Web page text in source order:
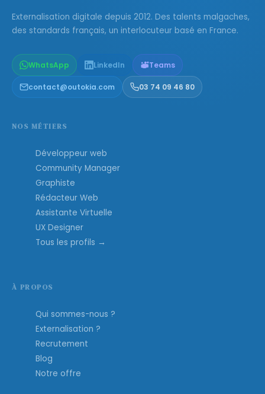
Externalisation digitale depuis 2012. Des talents malgaches,
des standards français, un interlocuteur basé en France.
WhatsApp LinkedIn Teams
contact@outokia.com 03 74 09 46 80
NOS MÉTIERS
Développeur web
Community Manager
Graphiste
Rédacteur Web
Assistante Virtuelle
UX Designer
Tous les profils →
À PROPOS
Qui sommes-nous ?
Externalisation ?
Recrutement
Blog
Notre offre